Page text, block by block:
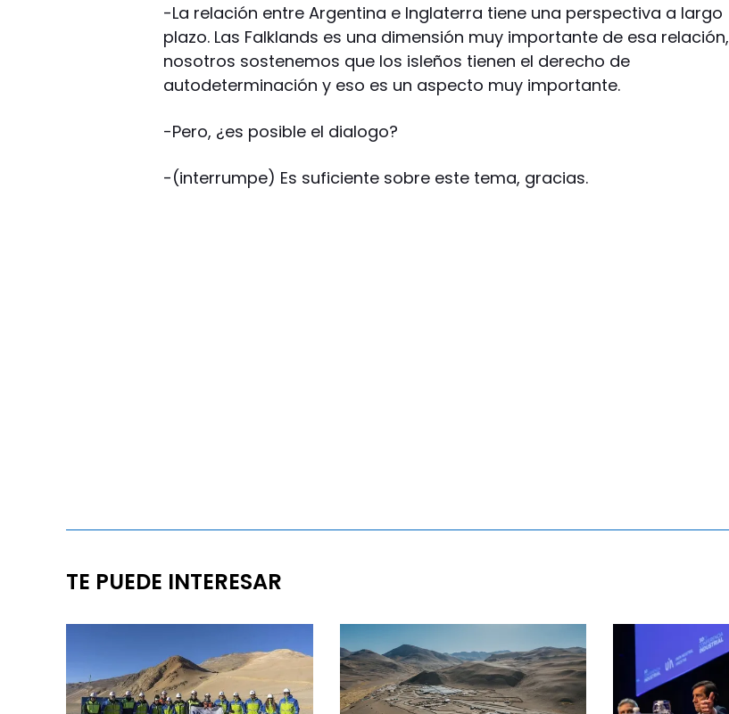
-La relación entre Argentina e Inglaterra tiene una perspectiva a largo
plazo. Las Falklands es una dimensión muy importante de esa relación,
nosotros sostenemos que los isleños tienen el derecho de
autodeterminación y eso es un aspecto muy importante.
-Pero, ¿es posible el dialogo?
-(interrumpe) Es suficiente sobre este tema, gracias.
TE PUEDE INTERESAR